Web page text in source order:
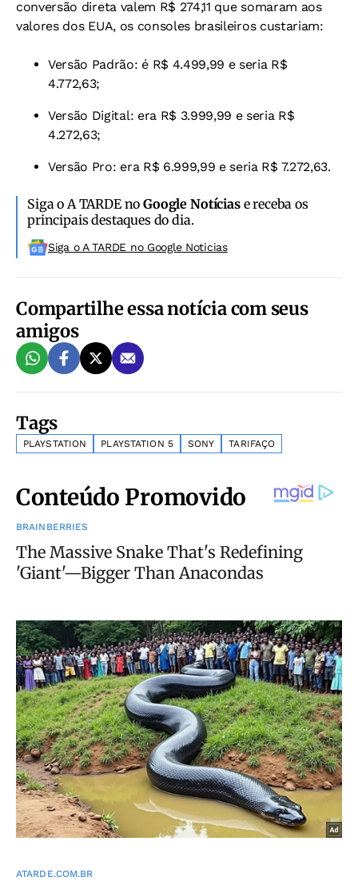
conversão direta valem R$ 274,11 que somaram aos
valores dos EUA, os consoles brasileiros custariam:
Versão Padrão: é R$ 4.499,99 e seria R$
4.772,63;
Versão Digital: era R$ 3.999,99 e seria R$
4.272,63;
Versão Pro: era R$ 6.999,99 e seria R$ 7.272,63.
Siga o A TARDE noGoogle Notíciase receba os
principais destaques do dia.
Siga o A TARDE no Google Noticias
Compartilhe essa notícia com seus
amigos
Tags
PLAYSTATION PLAYSTATION 5 SONY TARIFAÇO